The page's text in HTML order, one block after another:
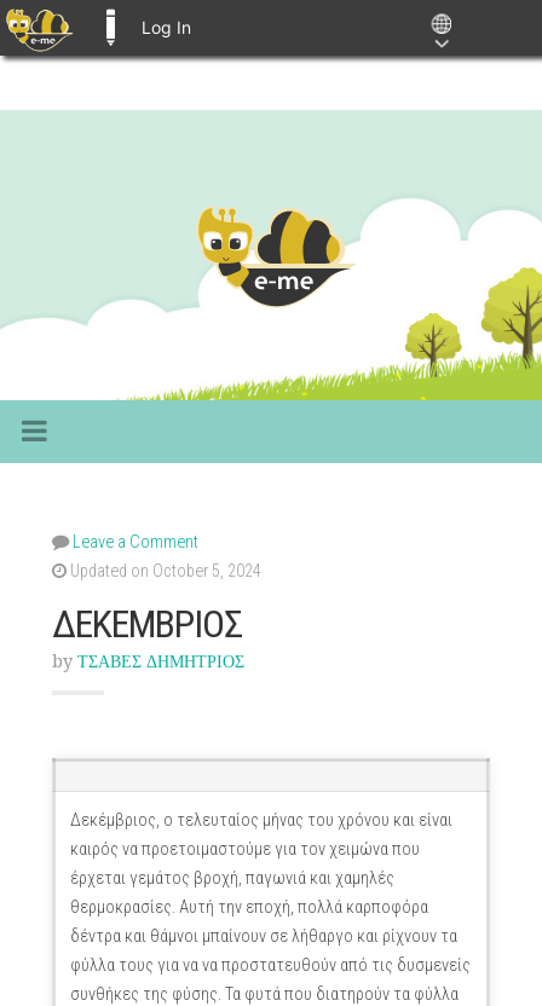
Log In
Leave a Comment
Updated on October 5, 2024
ΔΕΚΕΜΒΡΙΟΣ
by ΤΣΑΒΕΣ ΔΗΜΗΤΡΙΟΣ
Δεκέμβριος, ο τελευταίος μήνας του χρόνου και είναι
καιρός να προετοιμαστούμε για τον χειμώνα που
έρχεται γεμάτος βροχή, παγωνιά και χαμηλές
θερμοκρασίες. Αυτή την εποχή, πολλά καρποφόρα
δέντρα και θάμνοι μπαίνουν σε λήθαργο και ρίχνουν τα
φύλλα τους για να να προστατευθούν από τις δυσμενείς
συνθήκες της φύσης. Τα φυτά που διατηρούν τα φύλλα